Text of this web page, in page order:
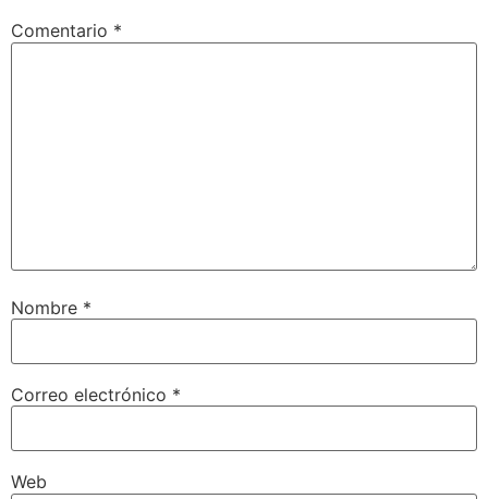
Comentario *
Nombre *
Correo electrónico *
Web